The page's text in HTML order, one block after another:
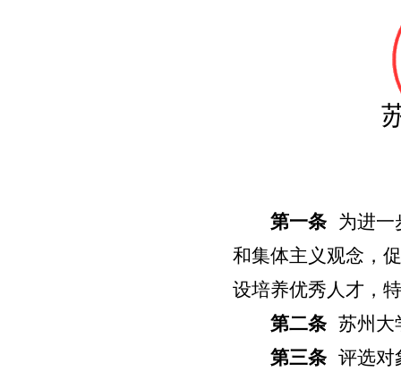
第一条 为进一
和集体主义观念，
设培养优秀人才，
第二条 苏州大
第三条 评选对